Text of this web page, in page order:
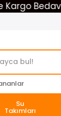
Bedava !
Su
Takımları